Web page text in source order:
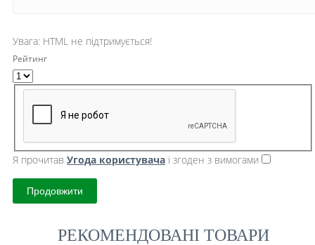
Увага: HTML не підтримується!
Рейтинг
Я прочитав Угода користувача і згоден з вимогами
Продовжити
РЕКОМЕНДОВАНІ ТОВАРИ